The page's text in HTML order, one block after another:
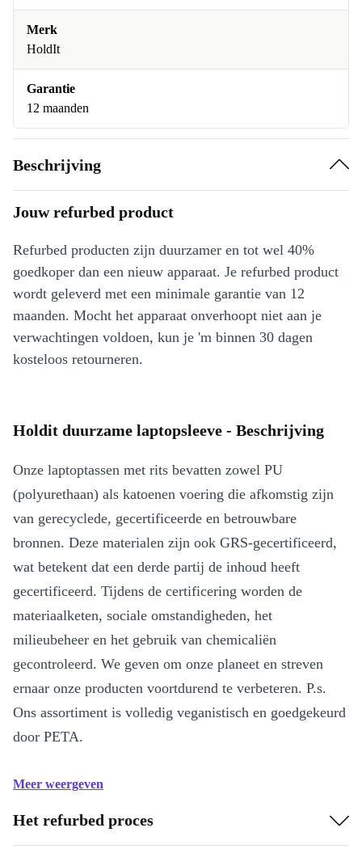
Merk
HoldIt
Garantie
12 maanden
Beschrijving
Jouw refurbed product
Refurbed producten zijn duurzamer en tot wel 40%
goedkoper dan een nieuw apparaat. Je refurbed product
wordt geleverd met een minimale garantie van 12
maanden. Mocht het apparaat onverhoopt niet aan je
verwachtingen voldoen, kun je 'm binnen 30 dagen
kosteloos retourneren.
Holdit duurzame laptopsleeve - Beschrijving
Onze laptoptassen met rits bevatten zowel PU
(polyurethaan) als katoenen voering die afkomstig zijn
van gerecyclede, gecertificeerde en betrouwbare
bronnen. Deze materialen zijn ook GRS-gecertificeerd,
wat betekent dat een derde partij de inhoud heeft
gecertificeerd. Tijdens de certificering worden de
materiaalketen, sociale omstandigheden, het
milieubeheer en het gebruik van chemicaliën
gecontroleerd. We geven om onze planeet en streven
ernaar onze producten voortdurend te verbeteren. P.s.
Ons assortiment is volledig veganistisch en goedgekeurd
door PETA.
Meer weergeven
Het refurbed proces